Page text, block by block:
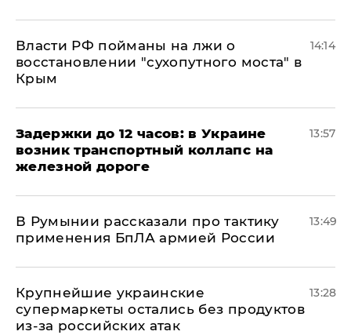
Власти РФ пойманы на лжи о
восстановлении "сухопутного моста" в
Крым
14:14
Задержки до 12 часов: в Украине
возник транспортный коллапс на
железной дороге
13:57
В Румынии рассказали про тактику
применения БпЛА армией России
13:49
Крупнейшие украинские
супермаркеты остались без продуктов
из-за российских атак
13:28